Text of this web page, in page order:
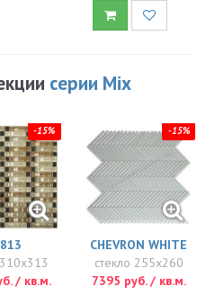
серии Mix
-15%
/ кв.м.
-15%
CHEVRON WHITE
стекло 255x260
7395 руб. / кв.м.